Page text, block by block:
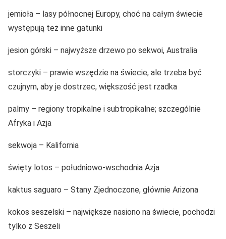
jemioła – lasy północnej Europy, choć na całym świecie
występują też inne gatunki
jesion górski – najwyższe drzewo po sekwoi, Australia
storczyki – prawie wszędzie na świecie, ale trzeba być
czujnym, aby je dostrzec, większość jest rzadka
palmy – regiony tropikalne i subtropikalne; szczególnie
Afryka i Azja
sekwoja – Kalifornia
święty lotos – południowo-wschodnia Azja
kaktus saguaro – Stany Zjednoczone, głównie Arizona
kokos seszelski – największe nasiono na świecie, pochodzi
tylko z Seszeli